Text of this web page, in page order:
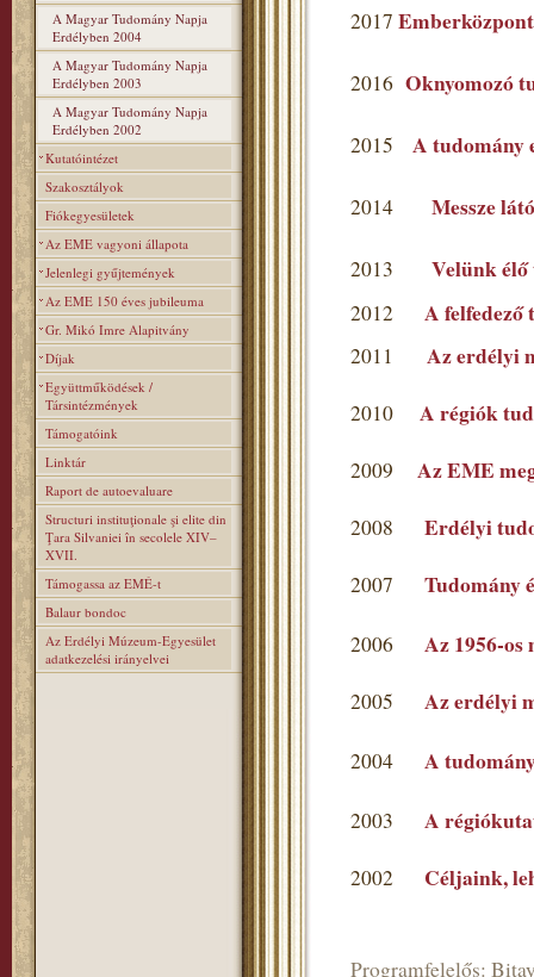
A Magyar Tudomány Napja
Erdélyben 2004
A Magyar Tudomány Napja
Erdélyben 2003
A Magyar Tudomány Napja
Erdélyben 2002
Kutatóintézet
Szakosztályok
Fiókegyesületek
Az EME vagyoni állapota
Jelenlegi gyűjtemények
Az EME 150 éves jubileuma
Gr. Mikó Imre Alapitvány
Díjak
Együttműködések /
Társintézmények
Támogatóink
Linktár
Raport de autoevaluare
Structuri instituţionale şi elite din
Ţara Silvaniei în secolele XIV–
XVII.
Támogassa az EMÉ-t
Balaur bondoc
Az Erdélyi Múzeum-Egyesület
adatkezelési irányelvei
2017
2016 Oknyomozó
2015 A tudomány
2014 Messze
2013 Velünk
2012 A felfedező
2011 Az erdélyi
2010 A régiók
2009 Az EME
2008 Erdélyi
2007 Tudomány
2006 Az 1956-
2005 Az erdélyi
2004 A
2003 A
2002 Céljaink,
Programfelelős: